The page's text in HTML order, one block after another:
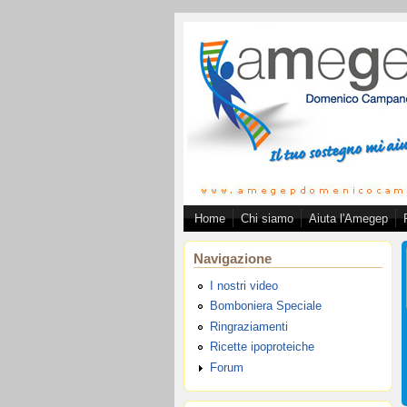
Associazione
Home Chi siamo Aiuta l'Amegep
Navigazione
I nostri video
Bomboniera Speciale
Ringraziamenti
Ricette ipoproteiche
Forum